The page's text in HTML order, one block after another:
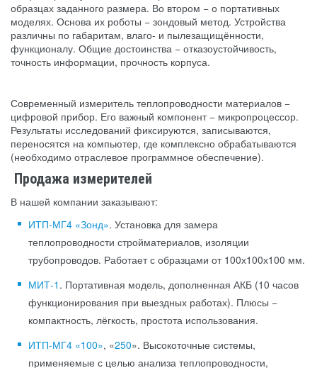
образцах заданного размера. Во втором − о портативных
моделях. Основа их роботы − зондовый метод. Устройства
различны по габаритам, влаго- и пылезащищённости,
функционалу. Общие достоинства − отказоустойчивость,
точность информации, прочность корпуса.
Современный измеритель теплопроводности материалов −
цифровой прибор. Его важный компонент − микропроцессор.
Результаты исследований фиксируются, записываются,
переносятся на компьютер, где комплексно обрабатываются
(необходимо отраслевое программное обеспечение).
Продажа измерителей
В нашей компании заказывают:
ИТП-МГ4 «Зонд». Установка для замера
теплопроводности стройматериалов, изоляции
трубопроводов. Работает с образцами от 100х100х100 мм.
МИТ-1 . Портативная модель, дополненная АКБ (10 часов
функционирования при выездных работах). Плюсы −
компактность, лёгкость, простота использования.
ИТП-МГ4 «100», «250». Высокоточные системы,
применяемые с целью анализа теплопроводности,